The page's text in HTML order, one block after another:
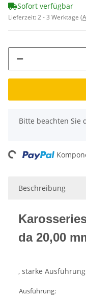
Sofort verfügbar
Lieferzeit:2 - 3 Werktage
x
Bitte beachten Sie
Beschreibung
da 20,00
, starke Ausführung
Ausführung: